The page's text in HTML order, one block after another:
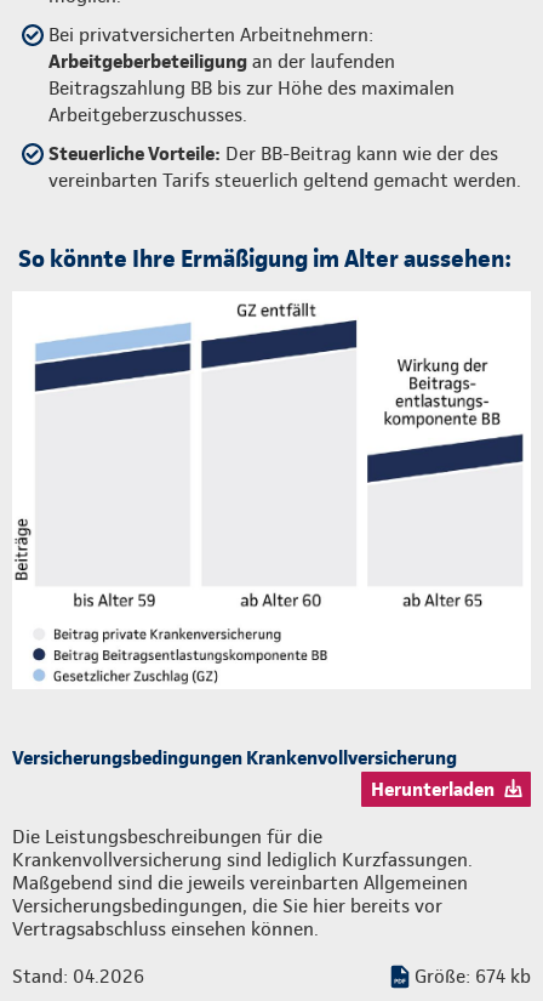
Bei privatversicherten Arbeitnehmern:
Arbeitgeberbeteiligung an der laufenden
Beitragszahlung BB bis zur Höhe des maximalen
Arbeitgeberzuschusses.
Steuerliche Vorteile: Der BB-Beitrag kann wie der des
vereinbarten Tarifs steuerlich geltend gemacht werden.
So könnte Ihre Ermäßigung im Alter aussehen:
Versicherungsbedingungen Krankenvollversicherung
Herunterladen
Die Leistungsbeschreibungen für die
Krankenvollversicherung sind lediglich Kurzfassungen.
Maßgebend sind die jeweils vereinbarten Allgemeinen
Versicherungsbedingungen, die Sie hier bereits vor
Vertragsabschluss einsehen können.
Stand: 04.2026 Größe: 674 kb